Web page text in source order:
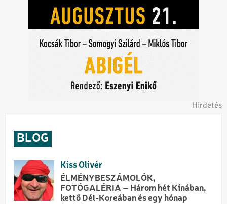
Hirdetés
BLOG
Kiss Olivér
ÉLMÉNYBESZÁMOLÓK,
FOTÓGALÉRIA – Három hét Kínában,
kettő Dél-Koreában és egy hónap